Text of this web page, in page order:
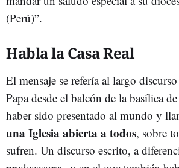
(Perú)”.
Habla la Casa Real
El mensaje se refería al largo
Papa desde el balcón de la basílica
haber sido presentado al mundo y
una Iglesia abierta a todos, sobre
sufren. Un discurso escrito, a